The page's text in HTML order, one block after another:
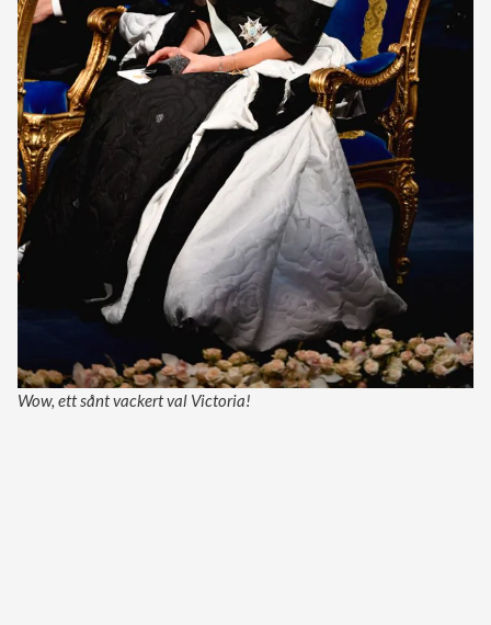
Wow, ett sånt vackert val Victoria!